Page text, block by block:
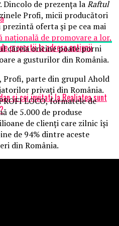
proportii la adresa natiunii
si cei invitati la Realiatea sunt
de prezența laRaftul
Profi, micii producători
oferta și pe cea mai
națională de promovare a lor,
căreia oricine poate porni
a gusturilor din România.
Profi, parte din grupul Ahold
privați din România.
LOCO, formatele de
de 5.000 de produse
de clienți care zilnic își
de 94% dintre aceste
din România.